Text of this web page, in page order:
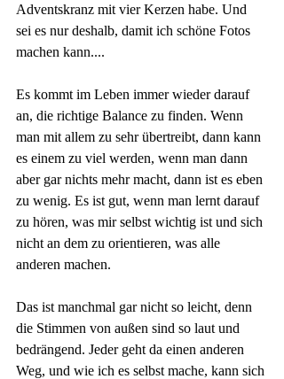
Adventskranz mit vier Kerzen habe. Und
sei es nur deshalb, damit ich schöne Fotos
machen kann....
Es kommt im Leben immer wieder darauf
an, die richtige Balance zu finden. Wenn
man mit allem zu sehr übertreibt, dann kann
es einem zu viel werden, wenn man dann
aber gar nichts mehr macht, dann ist es eben
zu wenig. Es ist gut, wenn man lernt darauf
zu hören, was mir selbst wichtig ist und sich
nicht an dem zu orientieren, was alle
anderen machen.
Das ist manchmal gar nicht so leicht, denn
die Stimmen von außen sind so laut und
bedrängend. Jeder geht da einen anderen
Weg, und wie ich es selbst mache, kann sich